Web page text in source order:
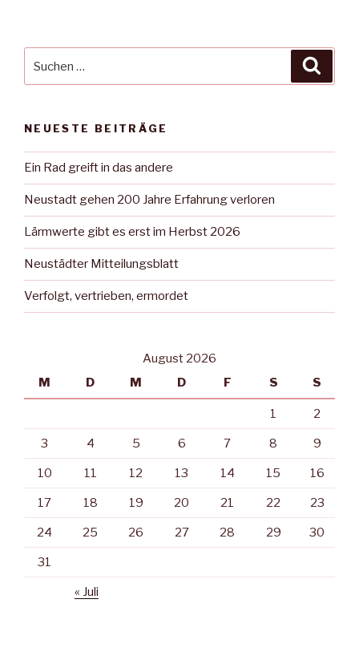
nach:
NEUESTE BEITRÄGE
Ein Rad greift in das andere
Neustadt gehen 200 Jahre Erfahrung verloren
Lärmwerte gibt es erst im Herbst 2026
Neustädter Mitteilungsblatt
Verfolgt, vertrieben, ermordet
August 2026
M
D M D F S S
1 2
3 4 5 6 7 8 9
10 11 12 13 14 15 16
17 18 19 20 21 22 23
24 25 26 27 28 29 30
31
« Juli